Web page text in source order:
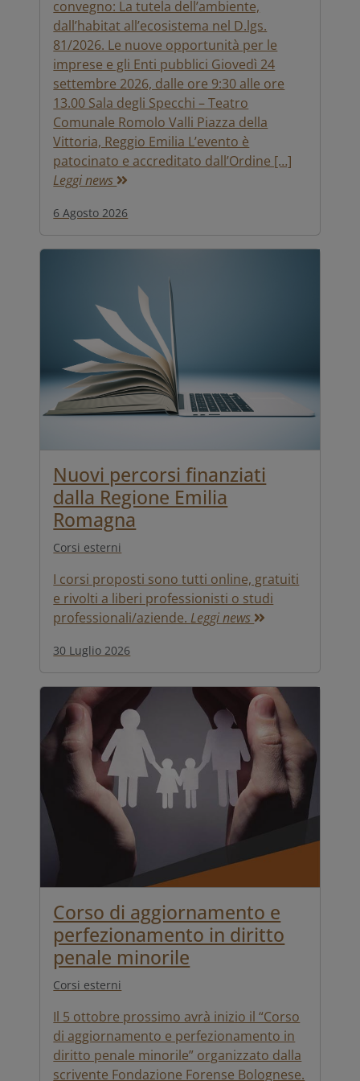
convegno: La tutela dell’ambiente,
dall’habitat all’ecosistema nel D.lgs.
81/2026. Le nuove opportunità per le
imprese e gli Enti pubblici Giovedì 24
settembre 2026, dalle ore 9:30 alle ore
13.00 Sala degli Specchi – Teatro
Comunale Romolo Valli Piazza della
Vittoria, Reggio Emilia L’evento è
patocinato e accreditato dall’Ordine […]
Leggi news
6 Agosto 2026
Nuovi percorsi finanziati
dalla Regione Emilia
Romagna
Corsi esterni
I corsi proposti sono tutti online, gratuiti
e rivolti a liberi professionisti o studi
professionali/aziende. Leggi news
30 Luglio 2026
Corso di aggiornamento e
perfezionamento in diritto
penale minorile
Corsi esterni
Il 5 ottobre prossimo avrà inizio il “Corso
di aggiornamento e perfezionamento in
diritto penale minorile” organizzato dalla
scrivente Fondazione Forense Bolognese.